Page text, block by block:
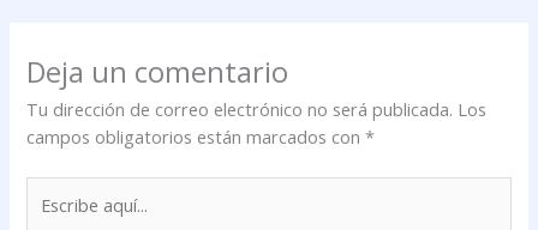
Deja un comentario
Tu dirección de correo electrónico no será publicada. Los
campos obligatorios están marcados con*
aquí...